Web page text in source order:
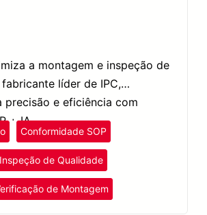
a montagem e inspeção de
fabricante líder de IPC,
precisão e eficiência com
+ IA.
Conformidade SOP
Inspeção de Qualidade
de Montagem